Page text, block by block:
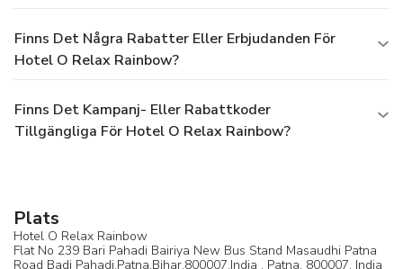
Finns Det Några Rabatter Eller Erbjudanden För
Hotel O Relax Rainbow?
Finns Det Kampanj- Eller Rabattkoder
Tillgängliga För Hotel O Relax Rainbow?
Plats
Hotel O Relax Rainbow
Flat No 239 Bari Pahadi Bairiya New Bus Stand Masaudhi Patna
Road Badi Pahadi,Patna,Bihar,800007,India , Patna, 800007, India